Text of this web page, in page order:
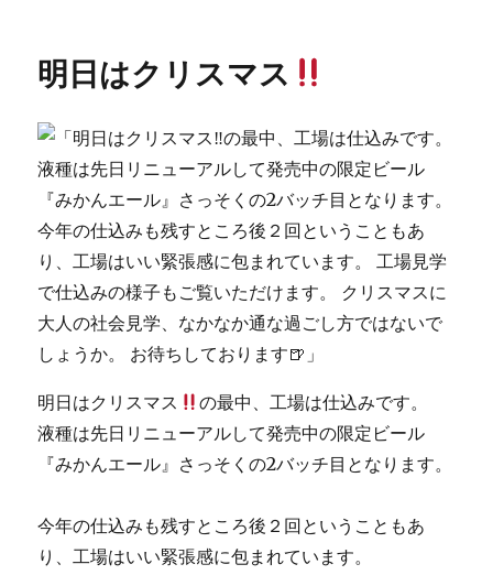
ー
め
明日はクリスマス
明日はクリスマス
の最中、工場は仕込みです。
液種は先日リニューアルして発売中の限定ビール
『みかんエール』さっそくの2バッチ目となります。
今年の仕込みも残すところ後２回ということもあ
り、工場はいい緊張感に包まれています。